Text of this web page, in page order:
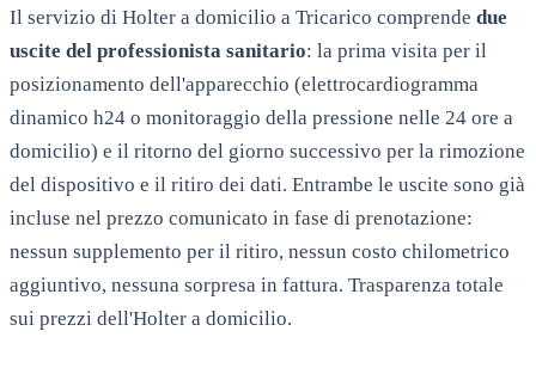
Il servizio di Holter a domicilio a Tricarico comprende due
uscite del professionista sanitario: la prima visita per il
posizionamento dell'apparecchio (elettrocardiogramma
dinamico h24 o monitoraggio della pressione nelle 24 ore a
domicilio) e il ritorno del giorno successivo per la rimozione
del dispositivo e il ritiro dei dati. Entrambe le uscite sono già
incluse nel prezzo comunicato in fase di prenotazione:
nessun supplemento per il ritiro, nessun costo chilometrico
aggiuntivo, nessuna sorpresa in fattura. Trasparenza totale
sui prezzi dell'Holter a domicilio.